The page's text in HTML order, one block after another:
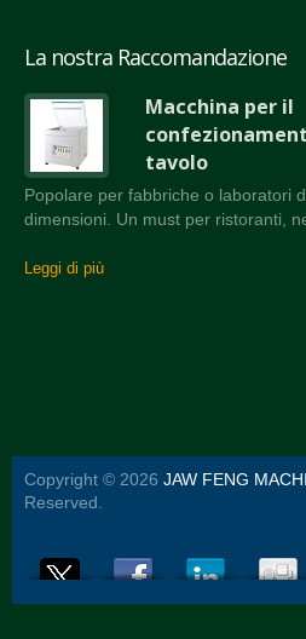
La nostra Raccomandazione
Macchina per il
tavolo
Popolare per fabbriche o laboratori
dimensioni. Un must per ristoranti,
Leggi di più
Copyright © 2026 JAW FENG
Reserved.